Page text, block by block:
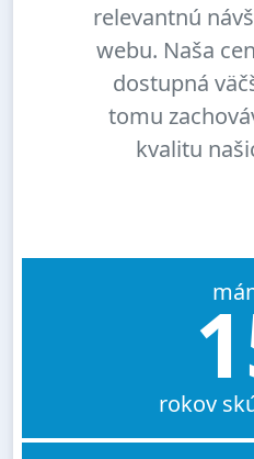
relevantnú
webu. Naša
dostupná
tomu
kvalitu
rokov